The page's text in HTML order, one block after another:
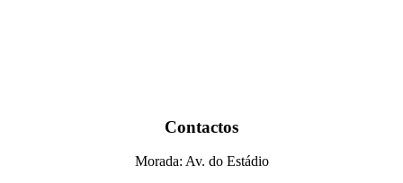
Contactos
Morada: Av. do Estádio